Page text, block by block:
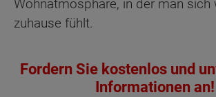
Wohnatmosphäre, in der man sich
zuhause fühlt.
Fordern Sie kostenlos und
Informationen an!